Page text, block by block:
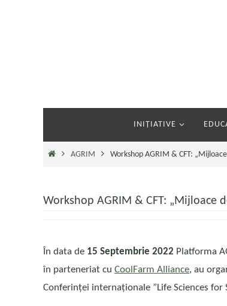
INIȚIATIVE
PrimaAGRIM Workshop AGRIM & CFT:
Workshop AGRIM & CFT: „Mijloace
În data de 15 Septembrie 2022 Platforma
în parteneriat cu CoolFarm Alliance, au
Conferinței internaționale ”Life Sciences for